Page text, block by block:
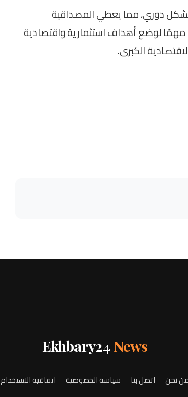
بشكل دوري، مما يعطي المصداقية
لوضع أهداف استثمارية واقتصادية
الكبرى.
Ekhbary24 News
نحن اتصل بنا سياسة الخصوصية اتفاقية الاستخدام